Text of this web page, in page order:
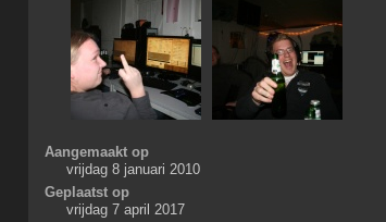
Aangemaakt op
vrijdag 8 januari 2010
Geplaatst op
vrijdag 7 april 2017